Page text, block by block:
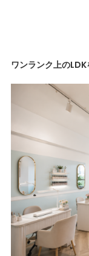
ワンランク上の